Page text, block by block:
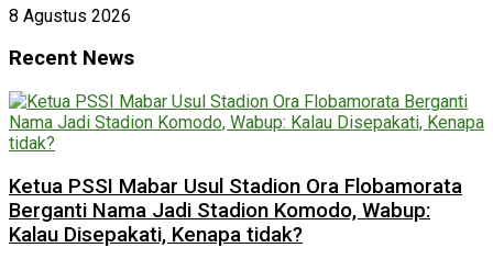
8 Agustus 2026
Recent News
Ketua PSSI Mabar Usul Stadion Ora Flobamorata
Berganti Nama Jadi Stadion Komodo, Wabup:
Kalau Disepakati, Kenapa tidak?